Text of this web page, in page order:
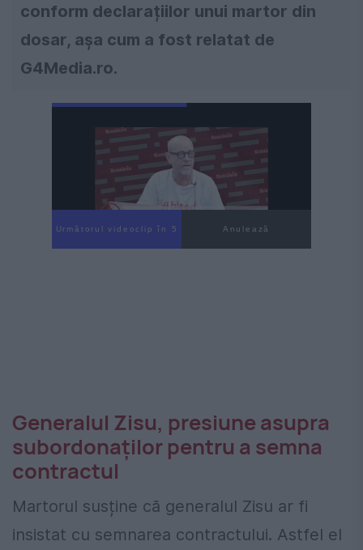
conform declarațiilor unui martor din
dosar, așa cum a fost relatat de
G4Media.ro.
Următorul videoclip în 3 Anulează
Generalul Zisu, presiune asupra
subordonaților pentru a semna
contractul
Martorul susține că generalul Zisu ar fi
insistat cu semnarea contractului. Astfel el